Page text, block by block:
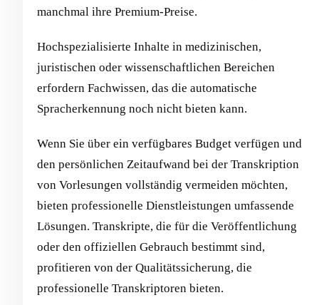
manchmal ihre Premium-Preise.
Hochspezialisierte Inhalte in medizinischen,
juristischen oder wissenschaftlichen Bereichen
erfordern Fachwissen, das die automatische
Spracherkennung noch nicht bieten kann.
Wenn Sie über ein verfügbares Budget verfügen und
den persönlichen Zeitaufwand bei der Transkription
von Vorlesungen vollständig vermeiden möchten,
bieten professionelle Dienstleistungen umfassende
Lösungen. Transkripte, die für die Veröffentlichung
oder den offiziellen Gebrauch bestimmt sind,
profitieren von der Qualitätssicherung, die
professionelle Transkriptoren bieten.